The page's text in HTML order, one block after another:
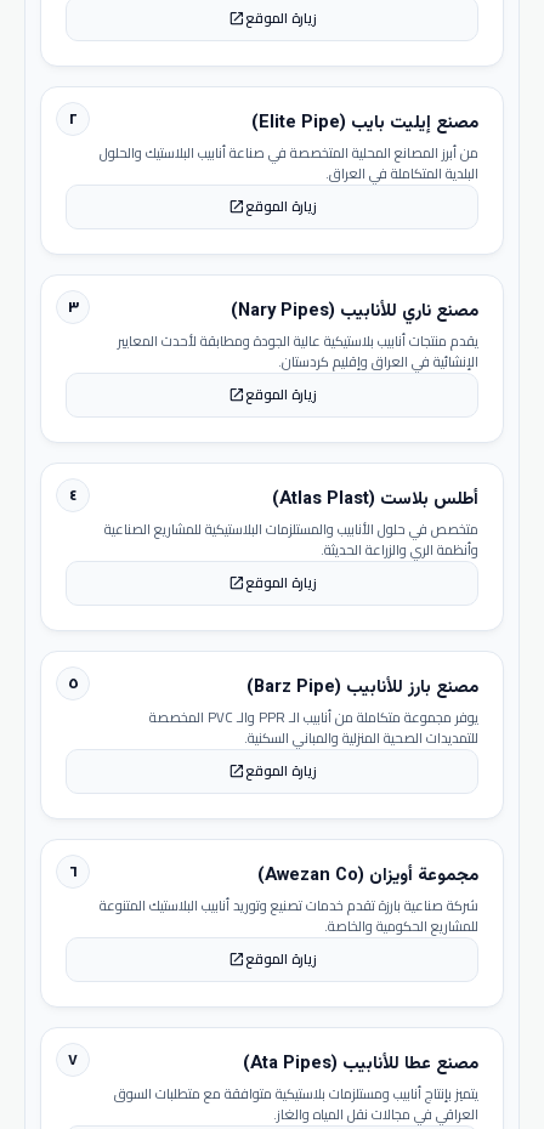
زيارة الموقعopen_in_new
٢ مصنع إيليت بايب (Elite Pipe)
من أبرز المصانع المحلية المتخصصة في صناعة أنابيب البلاستيك والحلول
البلدية المتكاملة في العراق.
زيارة الموقعopen_in_new
٣ مصنع ناري للأنابيب (Nary Pipes)
يقدم منتجات أنابيب بلاستيكية عالية الجودة ومطابقة لأحدث المعايير
الإنشائية في العراق وإقليم كردستان.
زيارة الموقعopen_in_new
٤ أطلس بلاست (Atlas Plast)
متخصص في حلول الأنابيب والمستلزمات البلاستيكية للمشاريع الصناعية
وأنظمة الري والزراعة الحديثة.
زيارة الموقعopen_in_new
٥ مصنع بارز للأنابيب (Barz Pipe)
يوفر مجموعة متكاملة من أنابيب الـ PPR والـ PVC المخصصة
للتمديدات الصحية المنزلية والمباني السكنية.
زيارة الموقعopen_in_new
٦ مجموعة أويزان (Awezan Co)
شركة صناعية بارزة تقدم خدمات تصنيع وتوريد أنابيب البلاستيك المتنوعة
للمشاريع الحكومية والخاصة.
زيارة الموقعopen_in_new
٧ مصنع عطا للأنابيب (Ata Pipes)
يتميز بإنتاج أنابيب ومستلزمات بلاستيكية متوافقة مع متطلبات السوق
العراقي في مجالات نقل المياه والغاز.